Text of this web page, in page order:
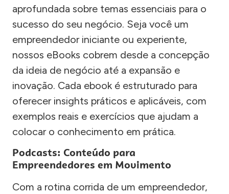
aprofundada sobre temas essenciais para o
sucesso do seu negócio. Seja você um
empreendedor iniciante ou experiente,
nossos eBooks cobrem desde a concepção
da ideia de negócio até a expansão e
inovação. Cada ebook é estruturado para
oferecer insights práticos e aplicáveis, com
exemplos reais e exercícios que ajudam a
colocar o conhecimento em prática.
Podcasts: Conteúdo para
Empreendedores em Movimento
Com a rotina corrida de um empreendedor,